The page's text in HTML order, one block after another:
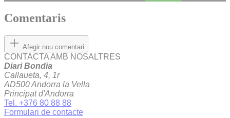
Comentaris
Afegir nou comentari
CONTACTA AMB NOSALTRES
Diari Bondia
Callaueta, 4, 1r
AD500 Andorra la Vella
Principat d'Andorra
Tel. +376 80 88 88
Formulari de contacte